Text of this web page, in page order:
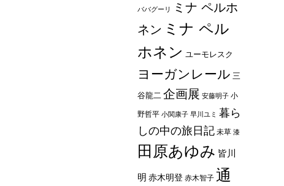
ババグーリ
ミナ ペルホ
ネン ミナ ペル
ホネン ユーモレスク
ヨーガンレール 三
谷龍二 企画展 安藤明子 小
野哲平 小関康子 早川ユミ 暮ら
しの中の旅日記 未草 漆
田原あゆみ 皆川
明 赤木明登 赤木智子 通